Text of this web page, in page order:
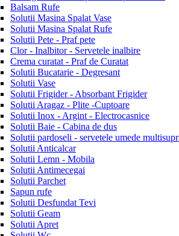
Balsam Rufe
Solutii Masina Spalat Vase
Solutii Masina Spalat Rufe
Solutii Pete - Praf pete
Clor - Inalbitor - Servetele inalbire
Crema curatat - Praf de Curatat
Solutii Bucatarie - Degresant
Solutii Vase
Solutii Frigider - Absorbant Frigider
Solutii Aragaz - Plite -Cuptoare
Solutii Inox - Argint - Electrocasnice
Solutii Baie - Cabina de dus
Solutii pardoseli - servetele umede
Solutii Anticalcar
Solutii Lemn - Mobila
Solutii Antimecegai
Solutii Parchet
Sapun rufe
Solutii Desfundat Tevi
Solutii Geam
Solutii Apret